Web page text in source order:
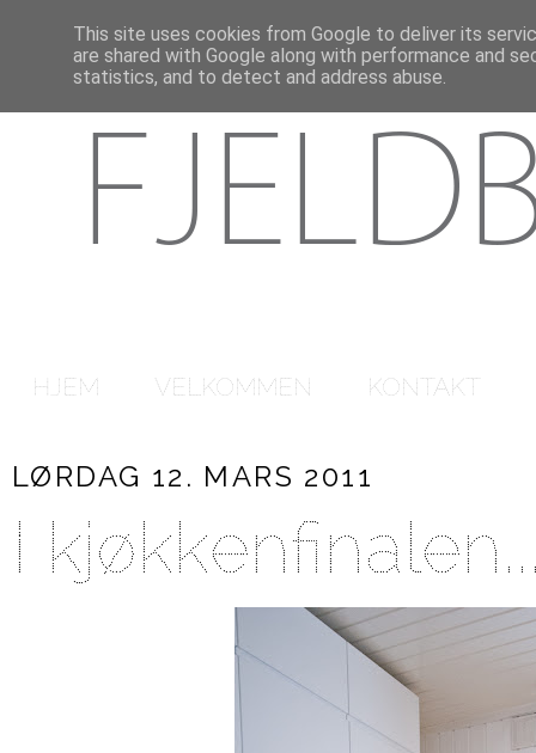
HJEM VELKOMMEN KONTAKT
LØRDAG 12. MARS 2011
I
This site uses cookies from Google to deliver its
are shared with Google along with performance and
statistics, and to detect and address abuse.